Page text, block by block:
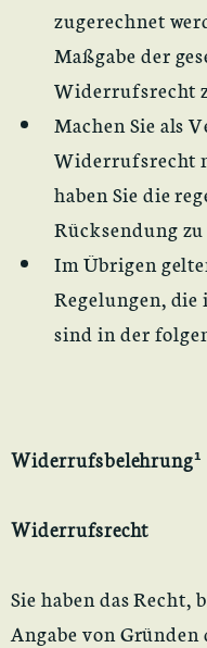
zugerechnet
Maßgabe der
Widerrufsrecht
Machen Sie als
Widerrufsrecht
haben Sie die
Rücksendung
Im Übrigen
Regelungen, die
sind in der
Widerrufsbelehrung¹
Widerrufsrecht
Sie haben das Recht,
Angabe von